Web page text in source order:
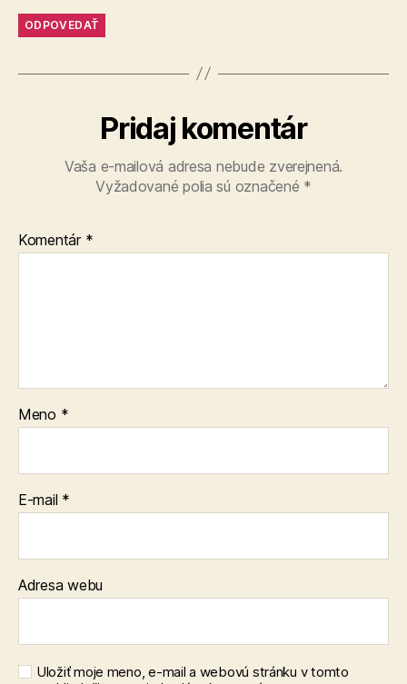
ODPOVEDAŤ
Pridaj komentár
Vaša e-mailová adresa nebude zverejnená.
Vyžadované polia sú označené *
Komentár *
Meno *
E-mail *
Adresa webu
Uložiť moje meno, e-mail a webovú stránku v tomto